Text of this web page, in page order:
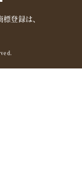
登録は、